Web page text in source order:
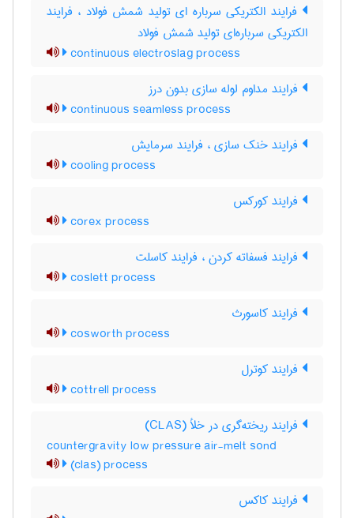
فرایند الکتریکی سرباره ای تولید شمش فولاد ، فرایند
الکتریکی سرباره‌ای تولید شمش فولاد
continuous electroslag process
فرایند مداوم لوله سازی بدون درز
continuous seamless process
فرایند خنک سازی ، فرایند سرمایش
cooling process
فرایند کورکس
corex process
فرایند فسفاته کردن ، فرایند کاسلت
coslett process
فرایند کاسورث
cosworth process
فرایند کوترل
cottrell process
فرایند ریخته‌گری در خلأ (CLAS)
countergravity low pressure air-melt sond
(clas) process
فرایند کاکس